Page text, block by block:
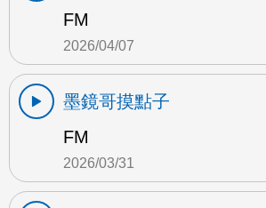
FM
2026/04/07
墨鏡哥摸點子
FM
2026/03/31